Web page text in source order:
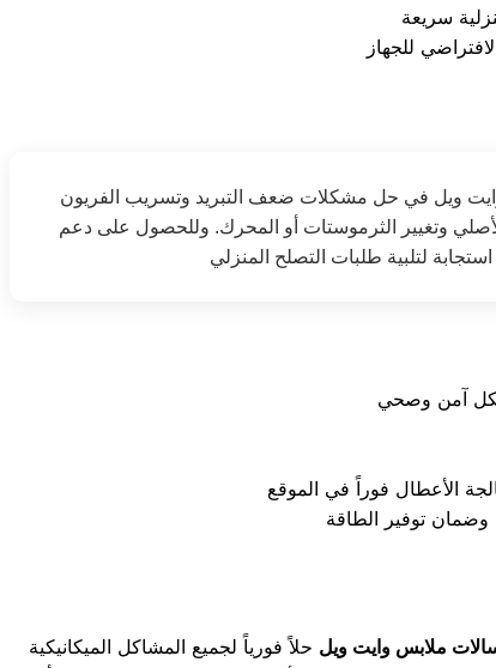
سريعة
وايت ويل في حل مشكلات ضعف التبريد وتسريب الفريون
وتغيير الثرموستات أو المحرك. وللحصول على دعم
ملابس وايت ويل حلاً فورياً لجميع المشاكل الميكانيكية